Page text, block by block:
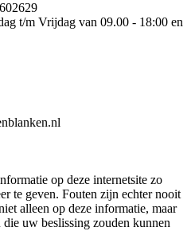
t/m Vrijdag van 09.00 - 18:00 en
op deze internetsite zo
te geven. Fouten zijn echter nooit
alleen op deze informatie, maar
uw beslissing zouden kunnen